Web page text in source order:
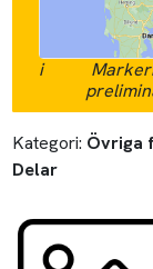
i
Kategori: Övriga
Delar